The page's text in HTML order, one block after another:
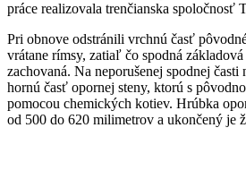
práce realizovala trenčianska spoločnosť
Pri obnove odstránili vrchnú časť
vrátane rímsy, zatiaľ čo spodná
zachovaná. Na neporušenej spodnej
hornú časť opornej steny, ktorú s
pomocou chemických kotiev. Hrúbka
od 500 do 620 milimetrov a ukončený je